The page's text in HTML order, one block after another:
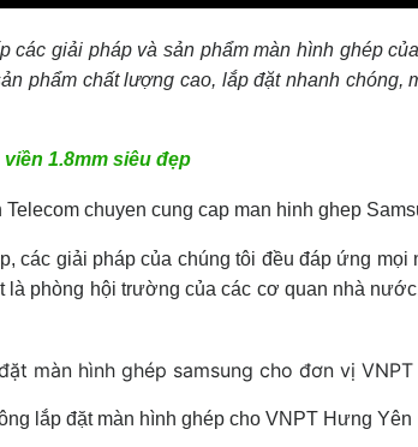
các giải pháp và sản phẩm màn hình ghép
phẩm chất lượng cao, lắp đặt nhanh chóng,
1.8mm siêu đẹp
các giải pháp của chúng tôi đều đáp ứng
phòng hội trường của các cơ quan nhà
lắp đặt màn hình ghép cho VNPT Hưng Yên